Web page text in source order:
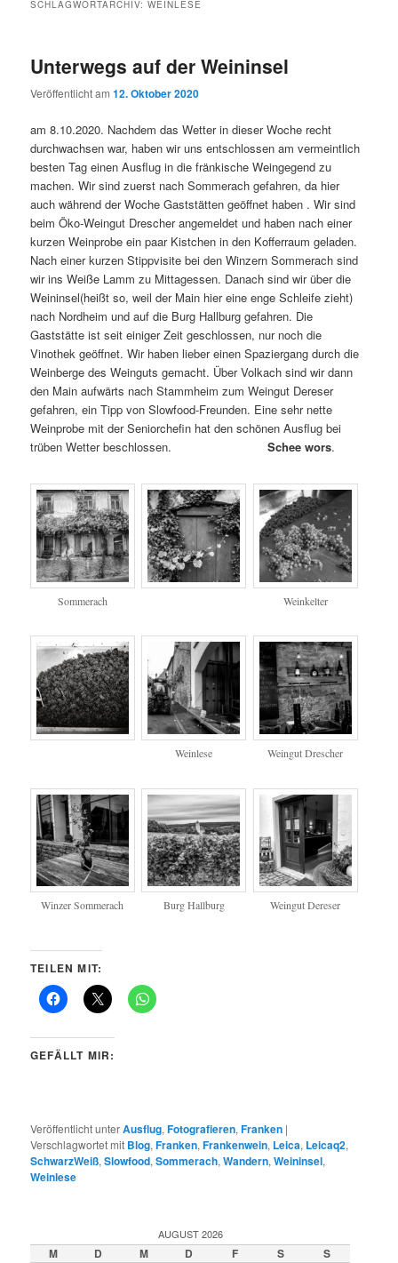
SCHLAGWORTARCHIV:WEINLESE
Unterwegs auf der Weininsel
Veröffentlicht am12. Oktober 2020
am 8.10.2020. Nachdem das Wetter in dieser Woche recht
durchwachsen war, haben wir uns entschlossen am vermeintlich
besten Tag einen Ausflug in die fränkische Weingegend zu
machen. Wir sind zuerst nach Sommerach gefahren, da hier
auch während der Woche Gaststätten geöffnet haben . Wir sind
beim Öko-Weingut Drescher angemeldet und haben nach einer
kurzen Weinprobe ein paar Kistchen in den Kofferraum geladen.
Nach einer kurzen Stippvisite bei den Winzern Sommerach sind
wir ins Weiße Lamm zu Mittagessen. Danach sind wir über die
Weininsel(heißt so, weil der Main hier eine enge Schleife zieht)
nach Nordheim und auf die Burg Hallburg gefahren. Die
Gaststätte ist seit einiger Zeit geschlossen, nur noch die
Vinothek geöffnet. Wir haben lieber einen Spaziergang durch die
Weinberge des Weinguts gemacht. Über Volkach sind wir dann
den Main aufwärts nach Stammheim zum Weingut Dereser
gefahren, ein Tipp von Slowfood-Freunden. Eine sehr nette
Weinprobe mit der Seniorchefin hat den schönen Ausflug bei
trüben Wetter beschlossen.Schee wors.
Sommerach Weinkelter
Weinlese Weingut Drescher
Winzer Sommerach Burg Hallburg Weingut Dereser
TEILEN MIT:
GEFÄLLT MIR:
Veröffentlicht unterAusflug,Fotografieren,Franken |
Verschlagwortet mit Blog,Franken,Frankenwein, Leica, Leicaq2,
SchwarzWeiß,Slowfood,Sommerach,Wandern,Weininsel,
Weinlese
AUGUST 2026
M D M D F S S